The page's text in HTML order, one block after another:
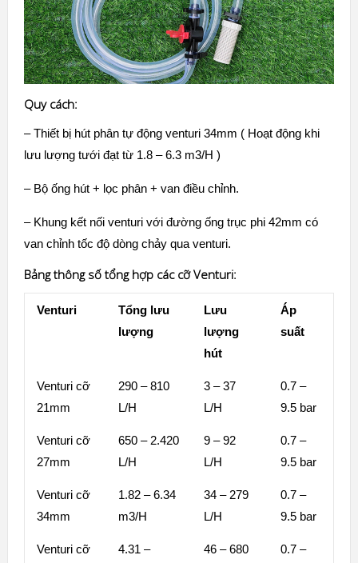
Quy cách:
– Thiết bị hút phân tự động venturi 34mm ( Hoạt động khi
lưu lượng tưới đạt từ 1.8 – 6.3 m3/H )
– Bộ ống hút + lọc phân + van điều chỉnh.
– Khung kết nối venturi với đường ống trục phi 42mm có
van chỉnh tốc độ dòng chảy qua venturi.
Bảng thông số tổng hợp các cỡ Venturi:
Venturi
Tổng lưu
lượng
Lưu
lượng
hút
Áp
suất
Venturi cỡ
21mm
290 – 810
L/H
3 – 37
L/H
0.7 –
9.5 bar
Venturi cỡ
27mm
650 – 2.420
L/H
9 – 92
L/H
0.7 –
9.5 bar
Venturi cỡ
34mm
1.82 – 6.34
m3/H
34 – 279
L/H
0.7 –
9.5 bar
Venturi cỡ
4.31 –
46 – 680
0.7 –